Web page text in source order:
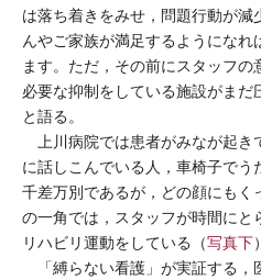
は落ち着きをみせ，問題行動が減
んやご家族が満足するようになれ
ます。ただ，その前にスタッフ
必要な抑制をしている施設がまだ
と語る。
上川病院では患者がみなが起き
に話しこんでいる人，車椅子で
千差万別であるが，どの顔にもく
の一角では，スタッフが時間にと
リハビリ運動をしている（写真下
「縛らない看護」が実証する，